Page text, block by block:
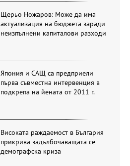
Щерьо Ножаров: Може да има
актуализация на бюджета заради
неизпълнени капиталови разходи
Япония и САЩ са предприели
първа съвместна интервенция в
подкрепа на йената от 2011 г.
Високата раждаемост в България
прикрива задълбочаващата се
демографска криза